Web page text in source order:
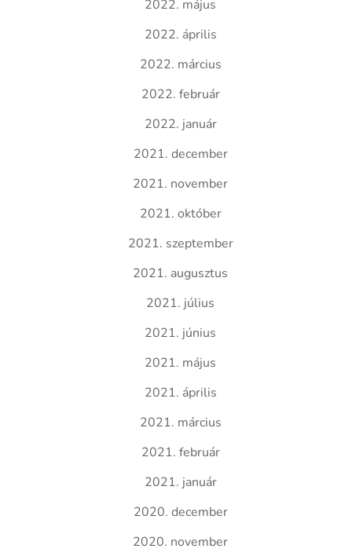
2022. május
2022. április
2022. március
2022. február
2022. január
2021. december
2021. november
2021. október
2021. szeptember
2021. augusztus
2021. július
2021. június
2021. május
2021. április
2021. március
2021. február
2021. január
2020. december
2020. november